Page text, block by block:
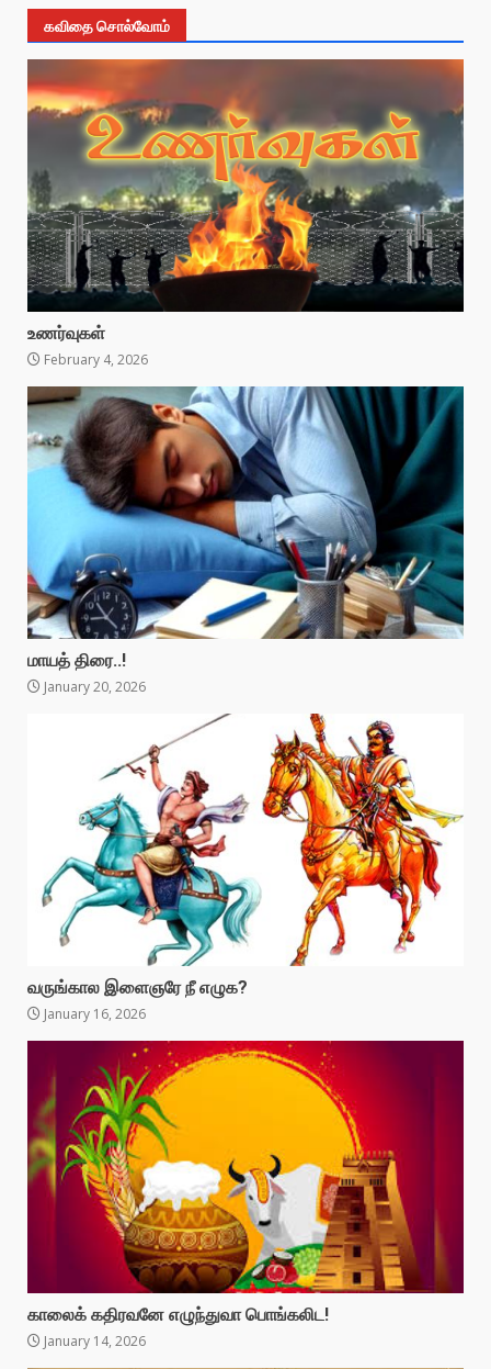
கவிதை சொல்வோம்
உணர்வுகள்
February 4, 2026
மாயத் திரை..!
January 20, 2026
வருங்கால இளைஞரே நீ எழுக?
January 16, 2026
காலைக் கதிரவனே எழுந்துவா பொங்கலிட!
January 14, 2026